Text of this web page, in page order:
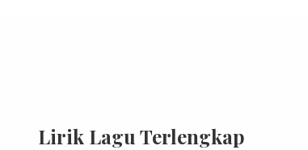
Lirik Lagu Terlengkap